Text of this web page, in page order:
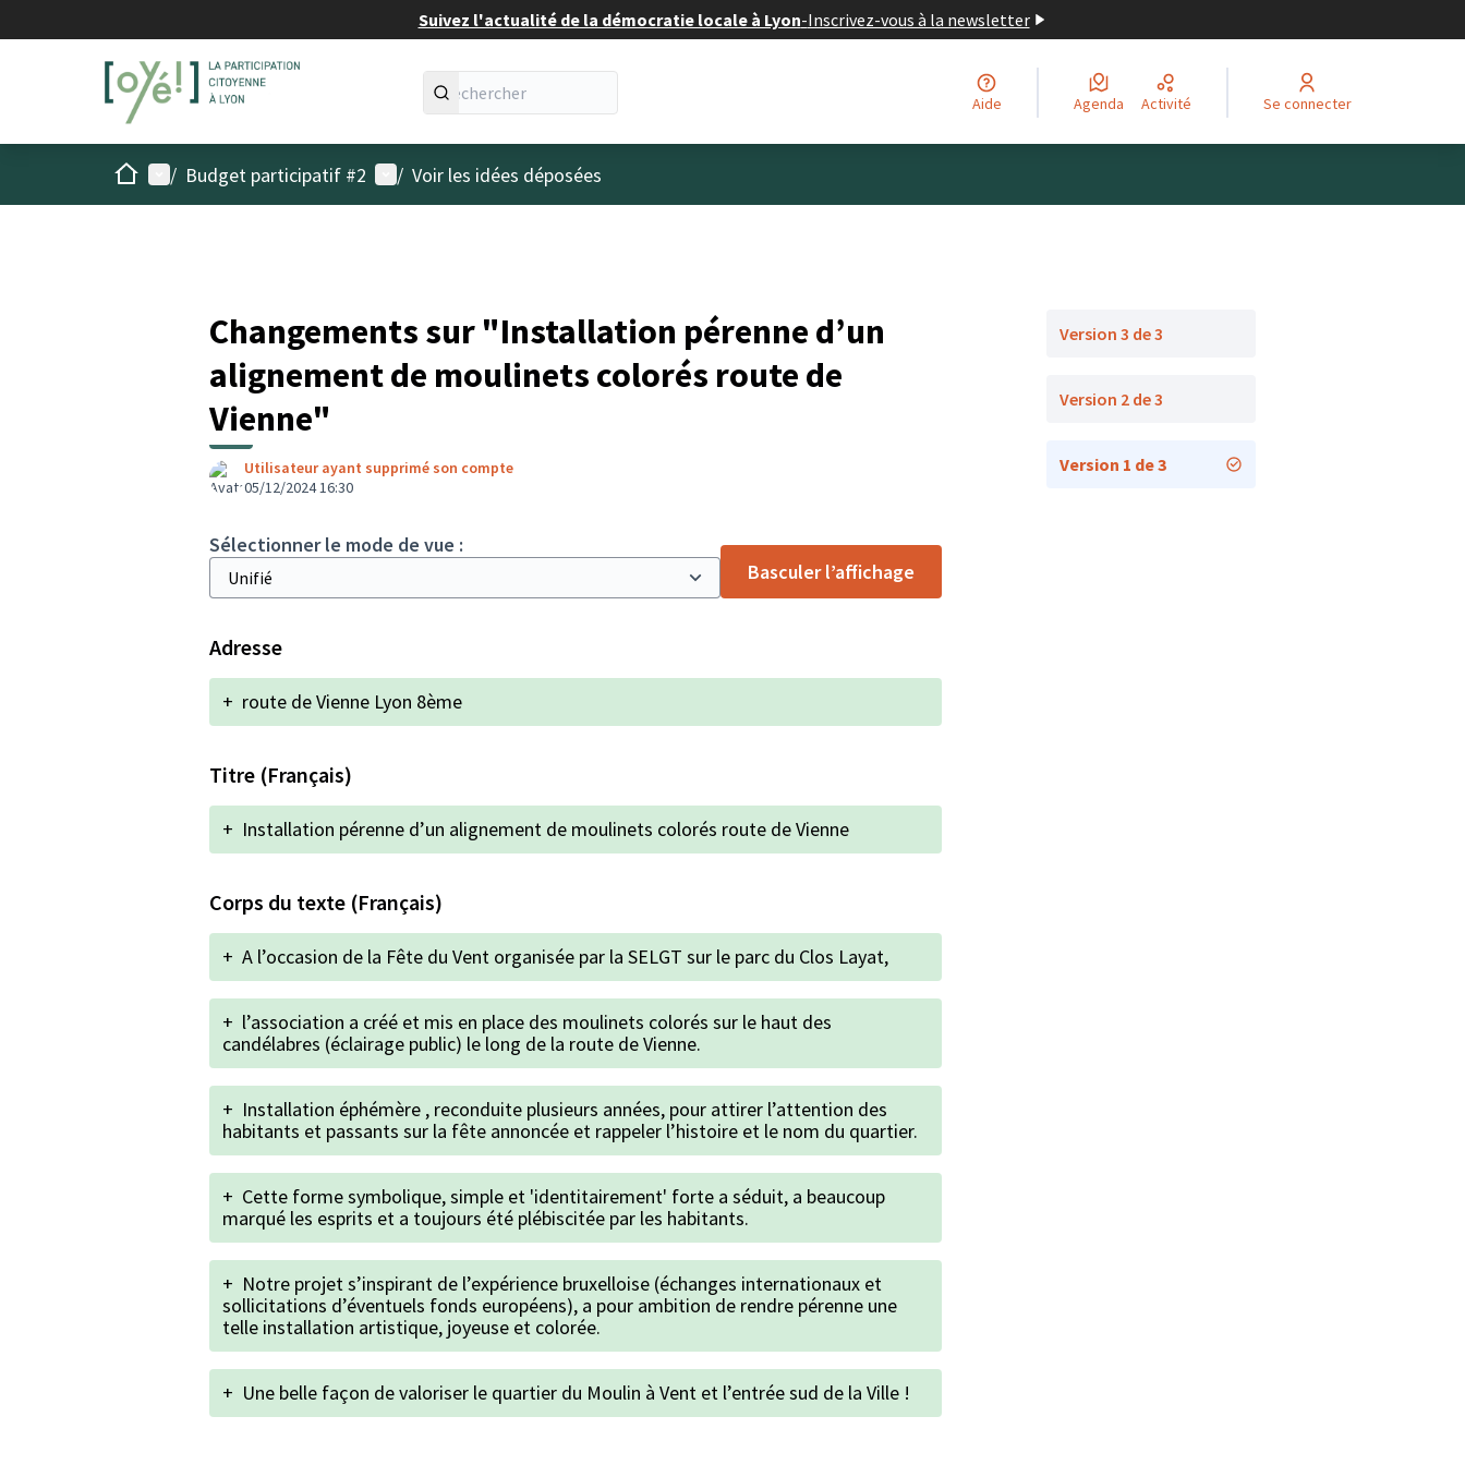
Suivez l'actualité de la démocratie locale à Lyon-Inscrivez-vous à la newsletter
Aide Agenda Activité Se connecter
AccueilMenu principal
/ Budget participatif #2 Menu utilisateur
/ Voir les idées déposées
Changements sur "Installation pérenne d’un
alignement de moulinets colorés route de
Vienne"
Utilisateur ayant supprimé son compte
05/12/2024 16:30
Sélectionner le mode de vue :
Basculer l’affichage
Adresse
+ route de Vienne Lyon 8ème
Titre (Français)
+ Installation pérenne d’un alignement de moulinets colorés route de Vienne
Corps du texte (Français)
+ A l’occasion de la Fête du Vent organisée par la SELGT sur le parc du Clos Layat,
+ l’association a créé et mis en place des moulinets colorés sur le haut des
candélabres (éclairage public) le long de la route de Vienne.
+ Installation éphémère , reconduite plusieurs années, pour attirer l’attention des
habitants et passants sur la fête annoncée et rappeler l’histoire et le nom du quartier.
+ Cette forme symbolique, simple et 'identitairement' forte a séduit, a beaucoup
marqué les esprits et a toujours été plébiscitée par les habitants.
+ Notre projet s’inspirant de l’expérience bruxelloise (échanges internationaux et
sollicitations d’éventuels fonds européens), a pour ambition de rendre pérenne une
telle installation artistique, joyeuse et colorée.
+ Une belle façon de valoriser le quartier du Moulin à Vent et l’entrée sud de la Ville !
Version 3 de 3
Version 2 de 3
Version 1 de 3